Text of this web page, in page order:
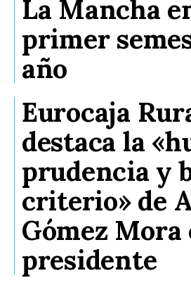
La Mancha
primer
año
Eurocaja
destaca la
prudencia y
criterio» de
Gómez Mora
presidente